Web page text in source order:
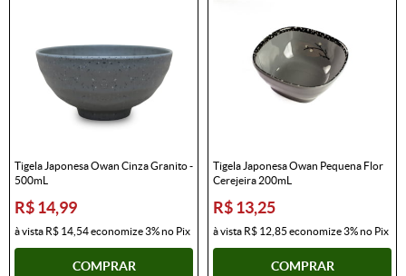
Tigela Japonesa Owan Cinza Granito -
500mL
R$ 14,99
à vista R$ 14,54economize3%no Pix
COMPRAR
Tigela Japonesa Owan Pequena Flor
Cerejeira 200mL
R$ 13,25
à vista R$ 12,85 economize3%no Pix
COMPRAR